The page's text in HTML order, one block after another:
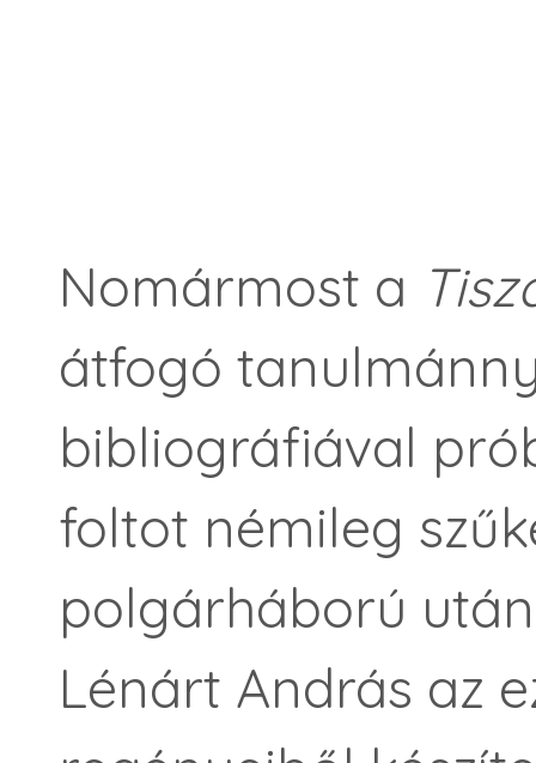
Nomármost a
átfogó
bibliográfiával
foltot némileg
polgárháború
Lénárt András az